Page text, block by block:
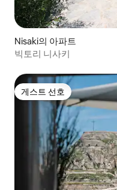
Nisaki의 아파트
빅토리 니사키
게스트 선호
게스트 선호